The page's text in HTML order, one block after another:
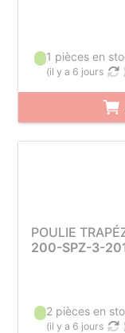
1 pièces en
(il y a 6 jours )
POULIE
200-SPZ-3-
2 pièces en
(il y a 6 jours )